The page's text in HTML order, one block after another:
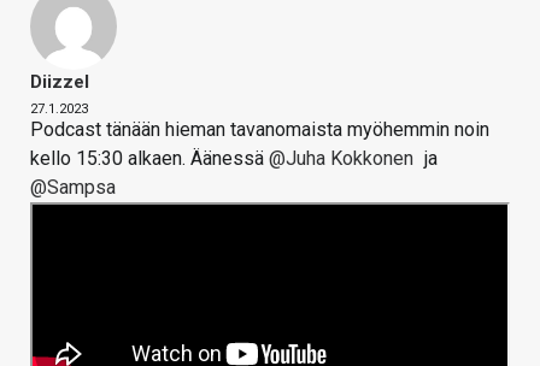
Diizzel
27.1.2023
Podcast tänään hieman tavanomaista myöhemmin noin
kello 15:30 alkaen. Äänessä @Juha Kokkonen ja
@Sampsa